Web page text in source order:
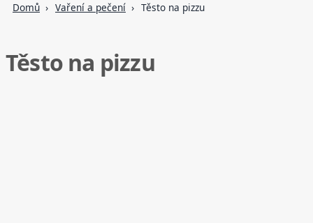
Domů Vaření a pečení Těsto na pizzu
Těsto na pizzu